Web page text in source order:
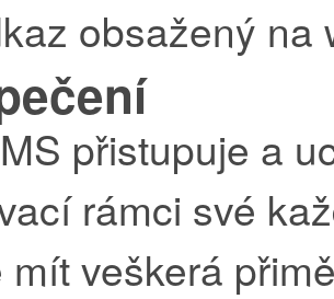
obsažený na
přistupuje a
rámci své
mít veškerá